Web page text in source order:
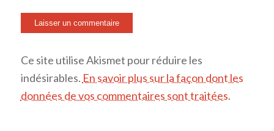
Ce site utilise Akismet pour réduire les
indésirables. En savoir plus sur la façon dont les
données de vos commentaires sont traitées.